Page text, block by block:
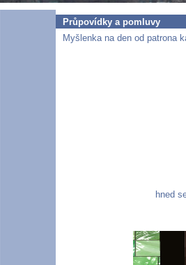
Průpovídky a pomluvy
Myšlenka na den od patrona
hned